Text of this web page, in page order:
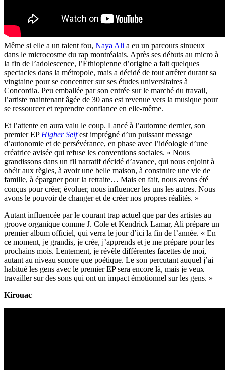
Même si elle a un talent fou, Naya Ali a eu un parcours sinueux
dans le microcosme du rap montréalais. Après ses débuts au micro à
la fin de l’adolescence, l’Éthiopienne d’origine a fait quelques
spectacles dans la métropole, mais a décidé de tout arrêter durant sa
vingtaine pour se concentrer sur ses études universitaires à
Concordia. Peu emballée par son entrée sur le marché du travail,
l’artiste maintenant âgée de 30 ans est revenue vers la musique pour
se ressourcer et reprendre confiance en elle-même.
Et l’attente en aura valu le coup. Lancé à l’automne dernier, son
premier EP Higher Selfest imprégné d’un puissant message
d’autonomie et de persévérance, en phase avec l’idéologie d’une
créatrice avisée qui refuse les conventions sociales. « Nous
grandissons dans un fil narratif décidé d’avance, qui nous enjoint à
obéir aux règles, à avoir une belle maison, à construire une vie de
famille, à épargner pour la retraite… Mais en fait, nous avons été
conçus pour créer, évoluer, nous influencer les uns les autres. Nous
avons le pouvoir de changer et de créer nos propres réalités. »
Autant influencée par le courant trap actuel que par des artistes au
groove organique comme J. Cole et Kendrick Lamar, Ali prépare un
premier album officiel, qui verra le jour d’ici la fin de l’année. « En
ce moment, je grandis, je crée, j’apprends et je me prépare pour les
prochains mois. Lentement, je révèle différentes facettes de moi,
autant au niveau sonore que poétique. Le son percutant auquel j’ai
habitué les gens avec le premier EP sera encore là, mais je veux
travailler sur des sons qui ont un impact émotionnel sur les gens. »
Kirouac